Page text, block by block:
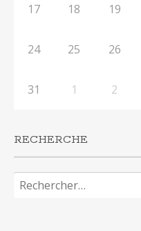
17 18 19
24 25 26
31 1 2
RECHERCHE